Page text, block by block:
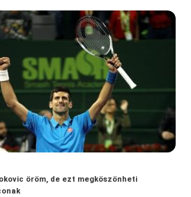
öröm, de ezt megköszönheti